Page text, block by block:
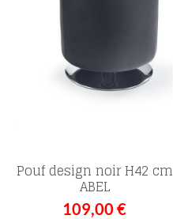
Pouf design noir H42 cm
ABEL
109,00 €